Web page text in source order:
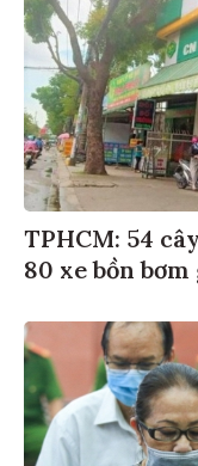
TPHCM: 54
80 xe bồn